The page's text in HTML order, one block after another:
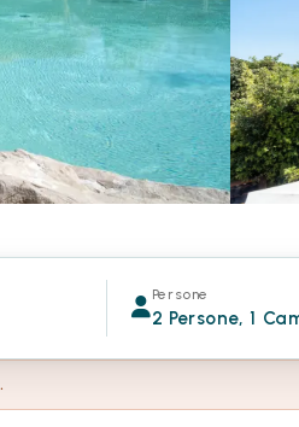
Persone
2 Persone, 1